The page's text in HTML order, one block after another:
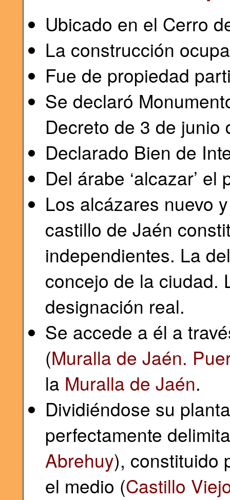
Ubicado en el Cerro
La construcción
Fue de propiedad
Se declaró
Decreto de 3 de
Declarado Bien de
Del árabe ‘alcazar’ el
Los alcázares nuevo
castillo de Jaén
independientes. La
concejo de la ciudad.
designación real.
Se accede a él a
(Muralla de Jaén.
la Muralla de Jaén.
Dividiéndose su
perfectamente
Abrehuy), constituido
el medio (Castillo